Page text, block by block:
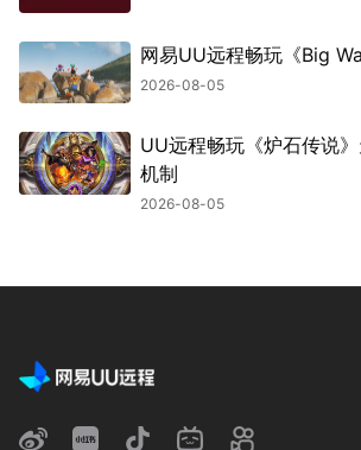
网易UU远程畅玩《Big
2026-08-05
UU远程畅玩《炉石传说
机制
2026-08-05